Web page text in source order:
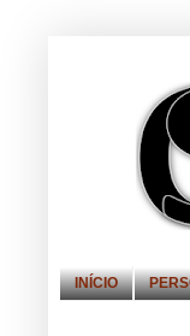
INÍCIO